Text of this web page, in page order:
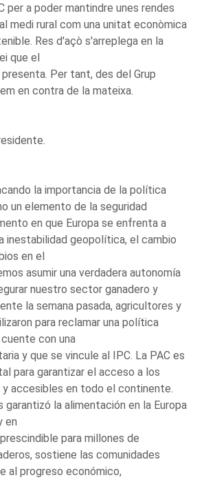
per a poder mantindre unes rendes
medi rural com una unitat econòmica
Res d'açò s'arreplega en la
que el
Per tant, des del Grup
en contra de la mateixa.
la importancia de la política
un elemento de la seguridad
en que Europa se enfrenta a
inestabilidad geopolítica, el cambio
en el
asumir una verdadera autonomía
nuestro sector ganadero y
la semana pasada, agricultores y
para reclamar una política
con una
y que se vincule al IPC. La PAC es
para garantizar el acceso a los
accesibles en todo el continente.
garantizó la alimentación en la Europa
en
para millones de
sostiene las comunidades
al progreso económico,